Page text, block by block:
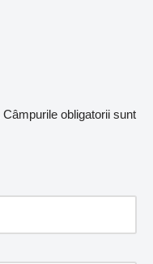
Câmpurile obligatorii sunt